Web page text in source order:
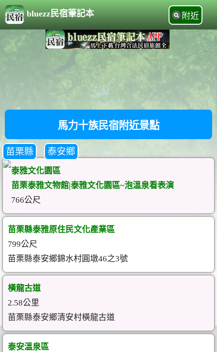
bluezz民宿筆記本 附近
馬力十族民宿附近景點
苗栗縣 泰安鄉
泰雅文化園區
苗栗泰雅文物館|泰雅文化園區~泡溫泉看表演
766公尺
苗栗縣泰雅原住民文化產業區
799公尺
苗栗縣泰安鄉錦水村圓墩46之3號
橫龍古道
2.58公里
苗栗縣泰安鄉清安村橫龍古道
泰安溫泉區